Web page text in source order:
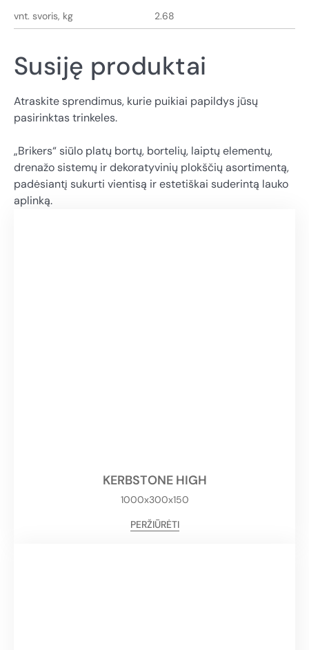
vnt. svoris, kg 2.68
Susiję produktai
Atraskite sprendimus, kurie puikiai papildys jūsų
pasirinktas trinkeles.
„Brikers“ siūlo platų bortų, bortelių, laiptų elementų,
drenažo sistemų ir dekoratyvinių plokščių asortimentą,
padėsiantį sukurti vientisą ir estetiškai suderintą lauko
aplinką.
KERBSTONE HIGH
1000x300x150
PERŽIŪRĖTI